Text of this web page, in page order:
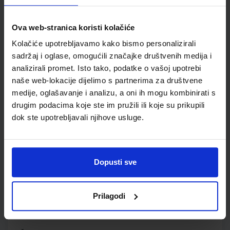
Ova web-stranica koristi kolačiće
Kolačiće upotrebljavamo kako bismo personalizirali
sadržaj i oglase, omogućili značajke društvenih medija i
analizirali promet. Isto tako, podatke o vašoj upotrebi
naše web-lokacije dijelimo s partnerima za društvene
medije, oglašavanje i analizu, a oni ih mogu kombinirati s
drugim podacima koje ste im pružili ili koje su prikupili
dok ste upotrebljavali njihove usluge.
Dopusti sve
Prilagodi
POVIJEST 5; udžbenik iz povijesti za peti razred osnovne
Autor(i):
Birin Glazer Šarlija A.Finek D.Finek
SKU:556464 CIJENA:12,33 €
ŠIFRA OMOTA:500179
Udžbenik
Autor(i):Birin Katarina Glazer Šarlija Finek Finek
Registarski broj ministarstva:
SKU:556489 CIJENA:12,00 €